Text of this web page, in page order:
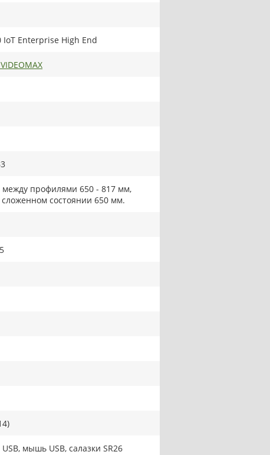
IoT Enterprise High End
между профилями 650 - 817 мм,
состоянии 650 мм.
мышь USB, салазки SR26